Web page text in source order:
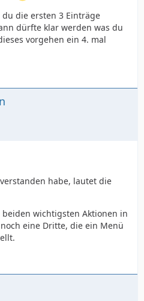
die ersten 3 Einträge
dürfte klar werden was du
vorgehen ein 4. mal
habe, lautet die
wichtigsten Aktionen in
eine Dritte, die ein Menü